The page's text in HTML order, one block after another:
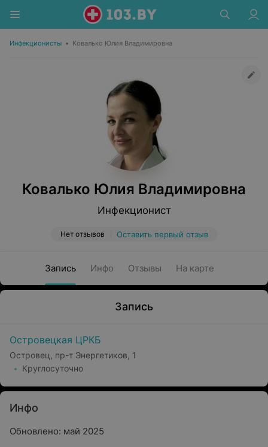
Инфекционисты • Ковалько Юлия Владимировна
Ковалько Юлия Владимировна
Инфекционист
Нет отзывов Оставить первый отзыв
Запись Инфо Отзывы На карте
Запись
Островецкая ЦРКБ
Островец, пр-т Энергетиков, 1
Круглосуточно
Инфо
Обновлено: май 2025